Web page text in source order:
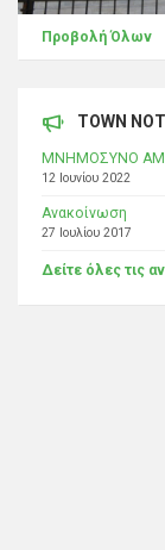
Προβολή Όλων
TOWN
ΜΝΗΜΟΣΥΝΟ
12 Ιουνίου 2022
Ανακοίνωση
27 Ιουλίου 2017
Δείτε όλες τις